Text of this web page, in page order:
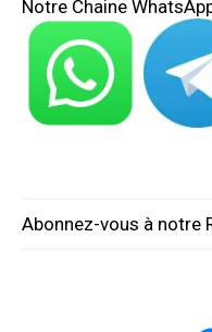
Notre Chaine
Abonnez-vous à notre